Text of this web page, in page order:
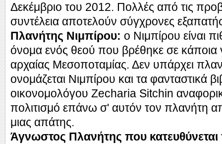
Δεκέμβριο του 2012. Πολλές από τις
συντέλεια αποτελούν σύγχρονες
Πλανήτης Νιμπίρου: ο Νιμπίρου είναι
όνομα ενός θεού που βρέθηκε σε κάποια
αρχαίας Μεσοποταμίας. Δεν υπάρχει
ονομάζεται Νιμπίρου και τα φανταστικά
οικονομολόγου Zecharia Sitchin
πολιτισμό επάνω σ' αυτόν τον πλανήτη
μιας απάτης.
Άγνωστος Πλανήτης που